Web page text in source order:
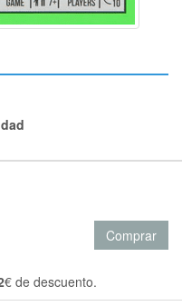
Comprar
€ de descuento.